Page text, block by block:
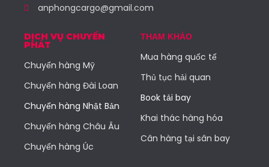
anphongcargo@gmail.com
DỊCH VỤ CHUYỂN
PHÁT
Chuyển hàng Mỹ
Chuyển hàng Đài Loan
Chuyển hàng Nhật Bản
Chuyển hàng Châu Âu
Chuyển hàng Úc
THAM KHẢO
Mua hàng quốc tế
Thủ tục hải quan
Book tải bay
Khai thác hàng hóa
Cân hàng tại sân bay